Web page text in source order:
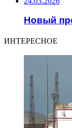
Новый
ИНТЕРЕСНОЕ